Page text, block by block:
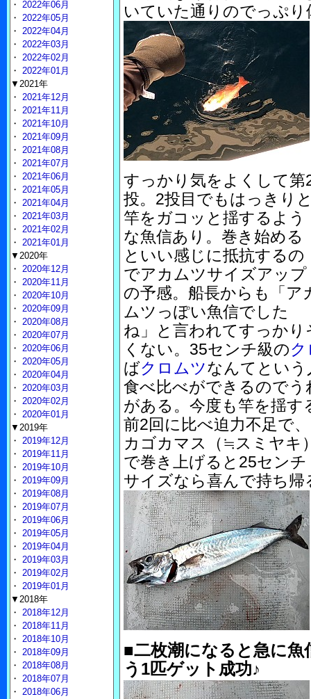
いていた通りのでっぷり
すっかり気をよくして第
投。2投目でもはっきり
竿をガコッと揺するよう
な魚信あり。巻き始める
といい感じに抵抗するの
でアカムツサイズアップ
の予感。船長からも「ア
ムツっぽい魚信でした
ね」と言われてすっか
くない。35センチ級の
ばクロムツなんてとい
食べ比べができるので
がある。今度も竿を揺
前2回に比べ迫力不足で
カゴカマス（≒スミヤキ
で巻き上げると25セン
サイズなら喜んで持ち帰
■二枚潮になると急に
う1匹ゲット成功♪
・ 2022年06月
・ 2022年05月
・ 2022年04月
・ 2022年03月
・ 2022年02月
・ 2022年01月
▼2021年
・ 2021年12月
・ 2021年11月
・ 2021年10月
・ 2021年09月
・ 2021年08月
・ 2021年07月
・ 2021年06月
・ 2021年05月
・ 2021年04月
・ 2021年03月
・ 2021年02月
・ 2021年01月
▼2020年
・ 2020年12月
・ 2020年11月
・ 2020年10月
・ 2020年09月
・ 2020年08月
・ 2020年07月
・ 2020年06月
・ 2020年05月
・ 2020年04月
・ 2020年03月
・ 2020年02月
・ 2020年01月
▼2019年
・ 2019年12月
・ 2019年11月
・ 2019年10月
・ 2019年09月
・ 2019年08月
・ 2019年07月
・ 2019年06月
・ 2019年05月
・ 2019年04月
・ 2019年03月
・ 2019年02月
・ 2019年01月
▼2018年
・ 2018年12月
・ 2018年11月
・ 2018年10月
・ 2018年09月
・ 2018年08月
・ 2018年07月
・ 2018年06月